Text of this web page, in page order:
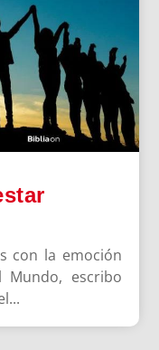
con la emoción
Mundo, escribo